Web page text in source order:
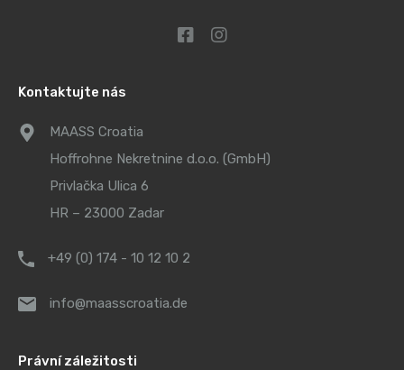
Kontaktujte nás
MAASS Croatia
Hoffrohne Nekretnine d.o.o. (GmbH)
Privlačka Ulica 6
HR – 23000 Zadar
+49 (0) 174 - 10 12 10 2
info@maasscroatia.de
Právní záležitosti